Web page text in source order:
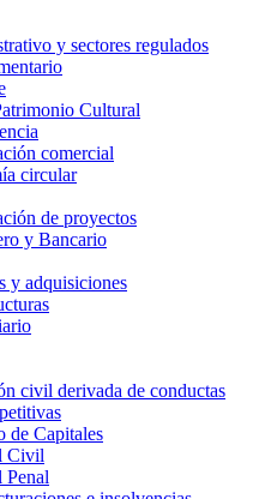
y sectores regulados
Cultural
comercial
circular
de proyectos
y Bancario
y adquisiciones
civil derivada de conductas
de Capitales
Civil
Penal